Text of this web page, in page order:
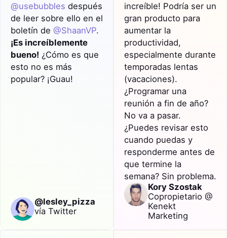
@usebubbles después
de leer sobre ello en el
boletín de @ShaanVP.
¡Es increíblemente
bueno! ¿Cómo es que
esto no es más
popular? ¡Guau!
@lesley_pizza
vía Twitter
increíble! Podría ser un
gran producto para
aumentar la
productividad,
especialmente durante
temporadas lentas
(vacaciones).
¿Programar una
reunión a fin de año?
No va a pasar.
¿Puedes revisaresto
cuando puedas y
responderme antes de
que termine la
semana? Sin problema.
Kory Szostak
Copropietario @
Kenekt
Marketing